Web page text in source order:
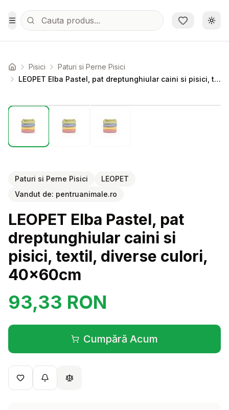
Sari la conținutul principal
Toggle Menu
Acasa Pisici
Paturi si Perne Pisici
LEOPET Elba Pastel, pat dreptunghiular caini si pisici, textil, diverse culori, 40x60cm
Paturi si Perne Pisici
LEOPET
Vandut de: pentruanimale.ro
LEOPET Elba Pastel, pat
dreptunghiular caini si
pisici, textil, diverse culori,
40x60cm
93,33 RON
Cumpără Acum
(se deschide într-o filă